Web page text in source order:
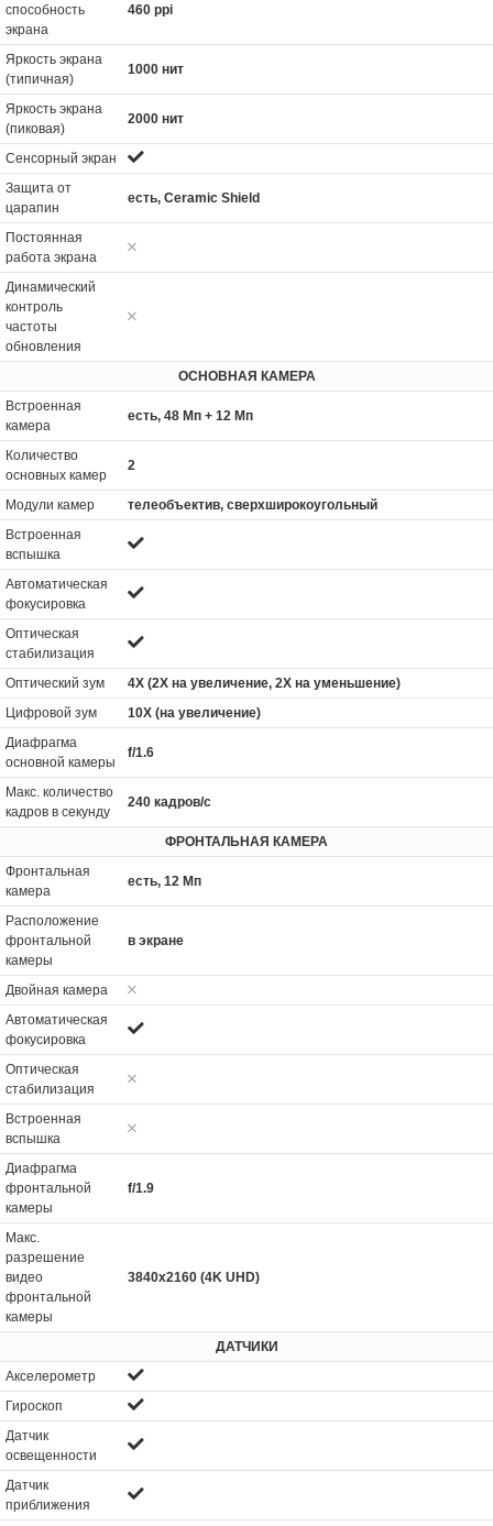
способность
экрана
460 ppi
Яркость экрана
(типичная)
1000 нит
Яркость экрана
(пиковая)
2000 нит
Сенсорный экран
Защита от
царапин
есть, Ceramic Shield
Постоянная
работа экрана
Динамический
контроль
частоты
обновления
ОСНОВНАЯ КАМЕРА
Встроенная
камера
есть, 48 Мп + 12 Мп
Количество
основных камер
2
Модули камер
телеобъектив, сверхширокоугольный
Встроенная
вспышка
Автоматическая
фокусировка
Оптическая
стабилизация
Оптический зум
4X (2X на увеличение, 2X на уменьшение)
Цифровой зум
10X (на увеличение)
Диафрагма
основной камеры
f/1.6
Макс. количество
кадров в секунду
240 кадров/с
ФРОНТАЛЬНАЯ КАМЕРА
Фронтальная
камера
есть, 12 Мп
Расположение
фронтальной
камеры
в экране
Двойная камера
Автоматическая
фокусировка
Оптическая
стабилизация
Встроенная
вспышка
Диафрагма
фронтальной
камеры
f/1.9
Макс.
разрешение
видео
фронтальной
камеры
3840x2160 (4K UHD)
ДАТЧИКИ
Акселерометр
Гироскоп
Датчик
освещенности
Датчик
приближения